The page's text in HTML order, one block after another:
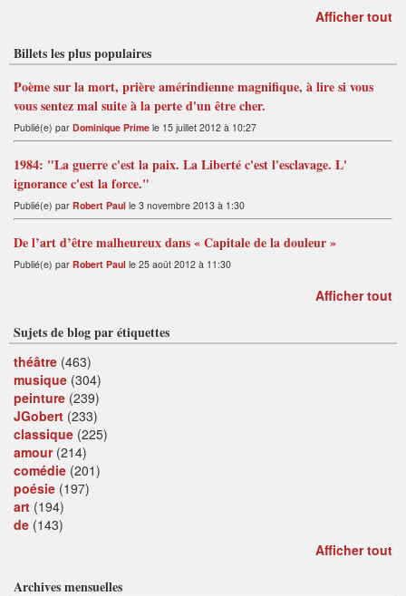
Afficher tout
Billets les plus populaires
Poème sur la mort, prière amérindienne magnifique, à lire si vous
vous sentez mal suite à la perte d'un être cher.
Publié(e) par Dominique Prime le 15 juillet 2012 à 10:27
1984: "La guerre c'est la paix. La Liberté c'est l'esclavage. L'
ignorance c'est la force."
Publié(e) par Robert Paul le 3 novembre 2013 à 1:30
De l’art d’être malheureux dans « Capitale de la douleur »
Publié(e) par Robert Paul le 25 août 2012 à 11:30
Afficher tout
Sujets de blog par étiquettes
théâtre (463)
musique (304)
peinture (239)
JGobert (233)
classique (225)
amour(214)
comédie (201)
poésie (197)
art (194)
de (143)
Afficher tout
Archives mensuelles